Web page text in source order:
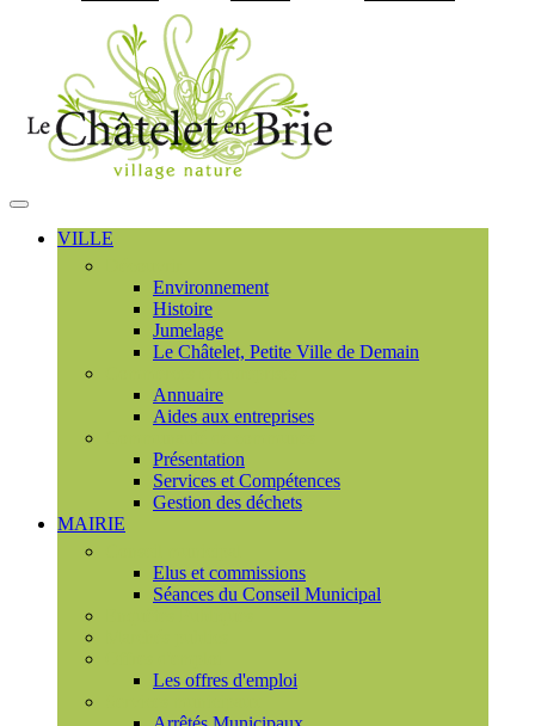
MENU
PRINCIPAL
VILLE
Environnement
Histoire
Jumelage
Le Châtelet, Petite Ville de Demain
Annuaire
Aides aux entreprises
Présentation
Services et Compétences
Gestion des déchets
MAIRIE
Elus et commissions
Séances du Conseil Municipal
Les offres d'emploi